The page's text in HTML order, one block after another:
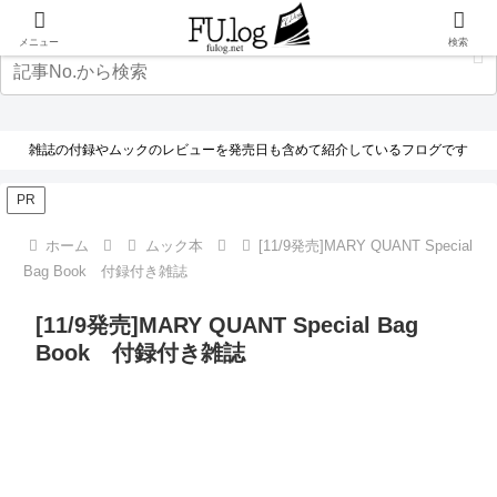
雑誌の付録やムックのレビューを発売日も含めて紹介しているフログです
PR
ホーム ムック本
[11/9発売]MARY QUANT Special
Bag Book 付録付き雑誌
[11/9発売]MARY QUANT Special Bag
Book 付録付き雑誌
メニュー 検索